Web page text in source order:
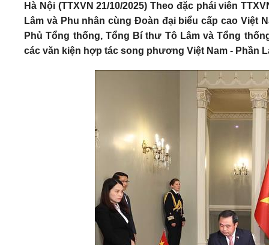
Hà Nội (TTXVN 21/10/2025) Theo đặc phái viên
Lâm và Phu nhân cùng Đoàn đại biểu cấp cao Việt
Phủ Tổng thống, Tổng Bí thư Tô Lâm và Tổng
các văn kiện hợp tác song phương Việt Nam - Phần